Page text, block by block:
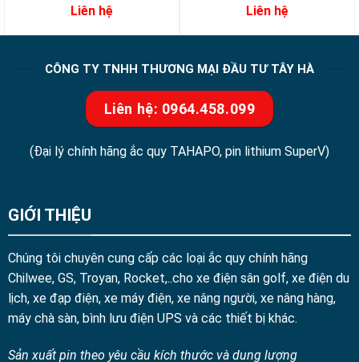
Liên hệ
Liên hệ
CÔNG TY TNHH THƯƠNG MẠI ĐẦU TƯ TÂY HÀ
Liên hệ: 0964.458.099
(Đại lý chính hãng ắc quy TAHAPO, pin lithium SuperV)
GIỚI THIỆU
Chúng tôi chuyên cung cấp các loại ắc quy chính hãng
Chilwee, GS, Troyan, Rocket,..cho xe điện sân golf, xe điện du
lịch, xe đạp điện, xe máy điện, xe nâng người, xe nâng hàng,
máy chà sàn, bình lưu điện UPS và các thiết bị khác.
Sản xuất pin theo yêu cầu kích thước và dung lượng